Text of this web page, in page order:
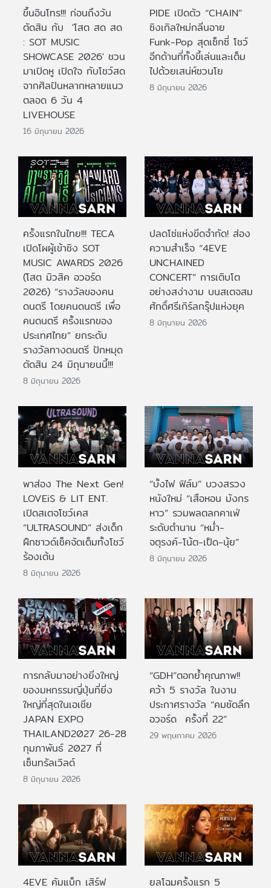
ขึ้นอินโทร!!! ก่อนถึงวัน
ตัดสิน กับ 'โสต สด สด
: SOT MUSIC
SHOWCASE 2026' ชวน
มาเปิดหู เปิดใจ กับโชว์สด
จากศิลปินหลากหลายแนว
ตลอด 6 วัน 4
LIVEHOUSE
16 มิถุนายน 2026
PIDE เปิดตัว “CHAIN”
ซิงเกิลใหม่กลิ่นอาย
Funk-Pop สุดเซ็กซี่ โชว์
อีกด้านที่ทั้งขี้เล่นและเต็ม
ไปด้วยเสน่ห์ชวนโย
8 มิถุนายน 2026
ครั้งแรกในไทย!!! TECA
เปิดโผผู้เข้าชิง SOT
MUSIC AWARDS 2026
(โสต มิวสิค อวอร์ด
2026) “รางวัลของคน
ดนตรี โดยคนดนตรี เพื่อ
คนดนตรี ครั้งแรกของ
ประเทศไทย” ยกระดับ
รางวัลทางดนตรี ปักหมุด
ตัดสิน 24 มิถุนายนนี้!!!
8 มิถุนายน 2026
ปลดโซ่แห่งขีดจำกัด! ส่อง
ความสำเร็จ “4EVE
UNCHAINED
CONCERT” การเติบโต
อย่างสง่างาม บนสเตจสม
ศักดิ์ศรีเกิร์ลกรุ๊ปแห่งยุค
8 มิถุนายน 2026
พาส่อง The Next Gen!
LOVEiS & LIT ENT.
เปิดสเตจโชว์เคส
“ULTRASOUND” ส่งเด็ก
ฝึกซาวด์เช็คจัดเต็มทั้งโชว์
ร้องเต้น
8 มิถุนายน 2026
“บั้งไฟ ฟิล์ม” บวงสรวง
หนังใหม่ “เสือหอน มังกร
หาว” รวมพลตลกคาเฟ่
ระดับตำนาน “หม่ำ-
จตุรงค์-โน้ต-เป็ด-นุ้ย”
8 มิถุนายน 2026
การกลับมาอย่างยิ่งใหญ่
ของมหกรรมญี่ปุ่นที่ยิ่ง
ใหญ่ที่สุดในเอเชีย
JAPAN EXPO
THAILAND2027 26-28
กุมภาพันธ์ 2027 ที่
เซ็นทรัลเวิลด์
8 มิถุนายน 2026
“GDH”ตอกย้ำคุณภาพ!!
คว้า 5 รางวัล ในงาน
ประกาศรางวัล “คมชัดลึก
อวอร์ด ครั้งที่ 22”
29 พฤษภาคม 2026
4EVE คัมแบ็ก เสิร์ฟ ยลโฉมครั้งแรก 5